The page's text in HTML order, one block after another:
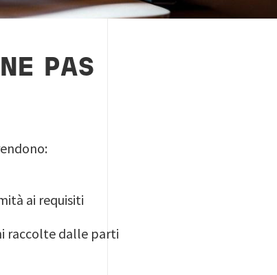
PAS
ai requisiti
raccolte dalle parti